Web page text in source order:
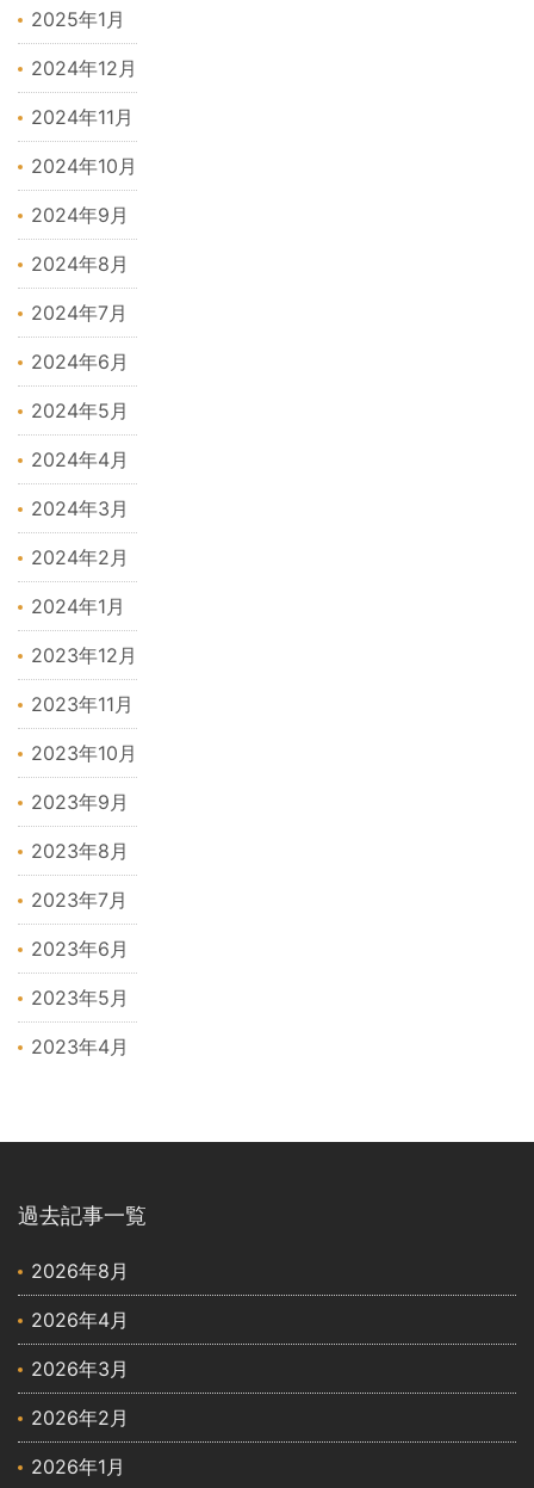
2025年1月
2024年12月
2024年11月
2024年10月
2024年9月
2024年8月
2024年7月
2024年6月
2024年5月
2024年4月
2024年3月
2024年2月
2024年1月
2023年12月
2023年11月
2023年10月
2023年9月
2023年8月
2023年7月
2023年6月
2023年5月
2023年4月
過去記事一覧
2026年8月
2026年4月
2026年3月
2026年2月
2026年1月